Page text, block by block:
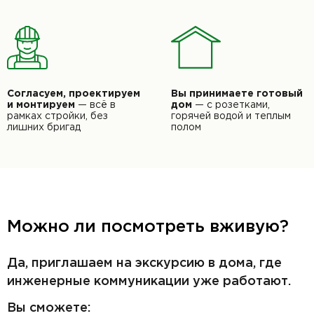
Согласуем, проектируем
и монтируем — всё в
рамках стройки, без
лишних бригад
Вы принимаете готовый
дом — с розетками,
горячей водой и теплым
полом
Можно ли посмотреть вживую?
Да, приглашаем на экскурсию в дома, где
инженерные коммуникации уже работают.
Вы сможете: